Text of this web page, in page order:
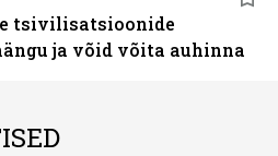
tsivilisatsioonide
ja võid võita auhinna